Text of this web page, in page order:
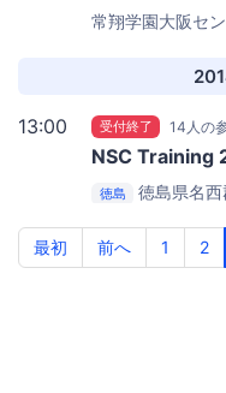
常翔学園大阪セ
13:00 受付終了 14人の
NSC Training
徳島 徳島県名西
最初
前へ 1 2